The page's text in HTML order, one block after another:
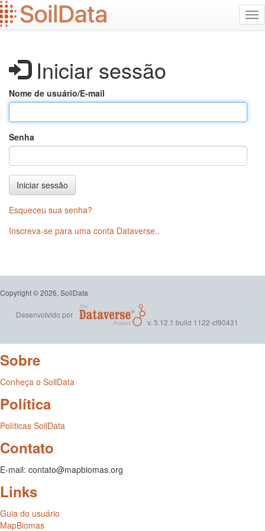
Ir
para
o
Iniciar sessão
Nome de usuário/E-mail
Senha
Iniciar sessão
Esqueceu sua senha?
Inscreva-se para uma conta Dataverse..
Copyright © 2026, SoilData
Desenvolvido por
v. 5.12.1 build 1122-cf90431
Sobre
Conheça o SoilData
Política
Políticas SoilData
Contato
E-mail: contato@mapbiomas.org
Links
Guia do usuário
MapBiomas